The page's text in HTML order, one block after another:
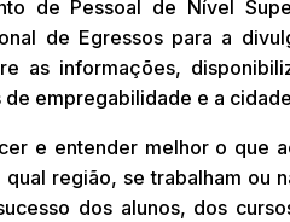
de Pessoal de Nível
de Egressos para a
as informações,
empregabilidade e a
e entender melhor o que
região, se trabalham ou
dos alunos, dos